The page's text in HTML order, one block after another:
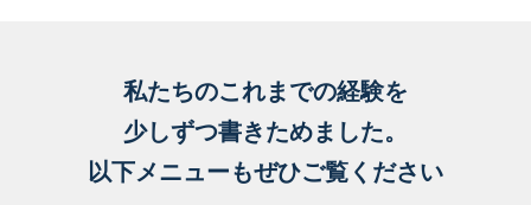
私たちのこれまでの経験を
少しずつ書きためました。
以下メニューもぜひご覧ください